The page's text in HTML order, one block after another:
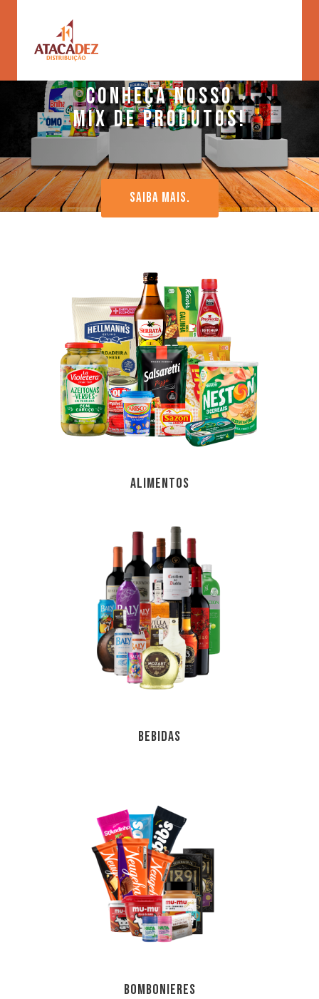
CONHEÇA NOSSO
MIX DE PRODUTOS!
SAIBA MAIS.
ALIMENTOS
BEBIDAS
BOMBONIERES